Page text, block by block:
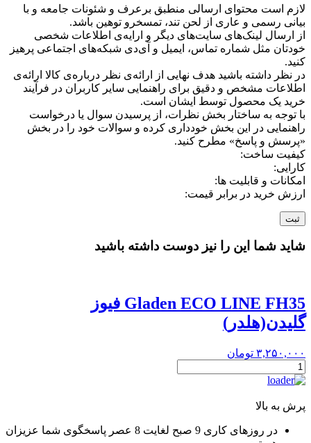
لازم است محتوای ارسالی منطبق برعرف و شئونات جامعه و با
بیانی رسمی و عاری از لحن تند، تمسخرو توهین باشد.
از ارسال لینک‌های سایت‌های دیگر و ارایه‌ی اطلاعات شخصی
خودتان مثل شماره تماس، ایمیل و آی‌دی شبکه‌های اجتماعی پرهیز
کنید.
در نظر داشته باشید هدف نهایی از ارائه‌ی نظر درباره‌ی کالا ارائه‌ی
اطلاعات مشخص و دقیق برای راهنمایی سایر کاربران در فرآیند
خرید یک محصول توسط ایشان است.
با توجه به ساختار بخش نظرات، از پرسیدن سوال یا درخواست
راهنمایی در این بخش خودداری کرده و سوالات خود را در بخش
«پرسش و پاسخ» مطرح کنید.
کیفیت ساخت:
کارایی:
امکانات و قابلیت ها:
ارزش خرید در برابر قیمت:
شاید شما این را نیز دوست داشته باشید
Gladen ECO LINE FH35 فیوز
گلیدن(هلدر)
۳,۲۵۰,۰۰۰ تومان
Gladen
ECO
FH35
فیوز
گلیدن(هلدر)
پرش به بالا
در روزهای کاری 9 صبح لغایت 8 عصر پاسخگوی شما عزیزان